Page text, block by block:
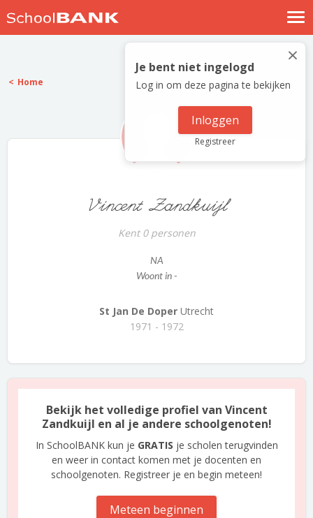
Nostalgische verhalen
Log in
Meld je gratis aan
×
Je bent niet ingelogd
Log in om deze pagina te bekijken
Inloggen
Registreer
Home
Vincent Zandkuijl
Kent 0 personen
NA
Woont in -
St Jan De Doper Utrecht
1971 - 1972
Bekijk het volledige profiel van Vincent
Zandkuijl en al je andere schoolgenoten!
In SchoolBANK kun je GRATIS je scholen terugvinden
en weer in contact komen met je docenten en
schoolgenoten. Registreer je en begin meteen!
Meteen beginnen